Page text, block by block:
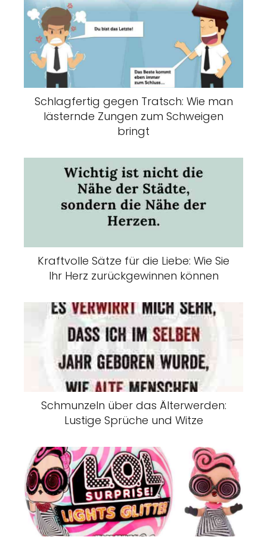
Schlagfertig gegen Tratsch: Wie man
lästernde Zungen zum Schweigen
bringt
Kraftvolle Sätze für die Liebe: Wie Sie
Ihr Herz zurückgewinnen können
Schmunzeln über das Älterwerden:
Lustige Sprüche und Witze